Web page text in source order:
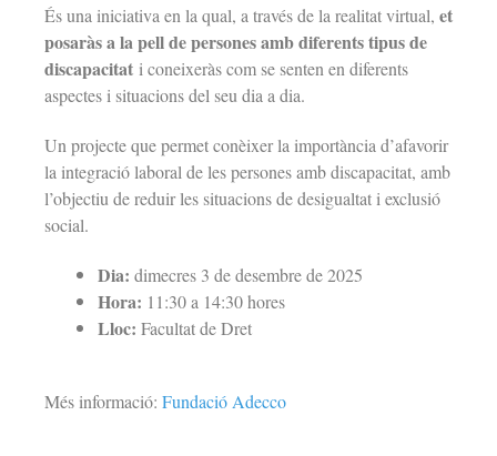
És una iniciativa en la qual, a través de la realitat virtual, et
posaràs a la pell de persones amb diferents tipus de
discapacitat i coneixeràs com se senten en diferents
aspectes i situacions del seu dia a dia.
Un projecte que permet conèixer la importància d’afavorir
la integració laboral de les persones amb discapacitat, amb
l’objectiu de reduir les situacions de desigualtat i exclusió
social.
Dia: dimecres 3 de desembre de 2025
Hora: 11:30 a 14:30 hores
Lloc: Facultat de Dret
Més informació: Fundació Adecco